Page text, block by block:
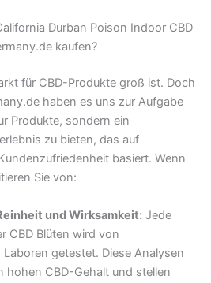
Durban Poison Indoor CBD
kaufen?
für CBD-Produkte groß ist. Doch
haben es uns zur Aufgabe
Produkte, sondern ein
zu bieten, das auf
basiert. Wenn
Sie von:
und Wirksamkeit:Jede
CBD Blüten wird von
getestet. Diese Analysen
hohen CBD-Gehalt und stellen